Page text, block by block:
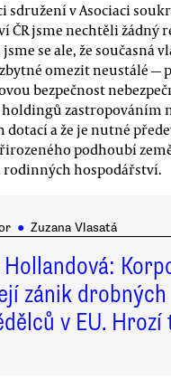
sdružení v Asociaci
ČR jsme nechtěli žádný
se ale, že současná
omezit neustálé —
bezpečnost
zastropováním
dotací a že je nutné
podhoubí
hospodářství.
● Zuzana Vlasatá
zánik drobných
v EU. Hrozí